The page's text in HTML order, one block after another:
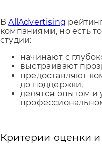
ВAllAdvertising
компаниями, но есть
студии:
начинают с
выстраивают
предоставляют
до поддержки,
делятся опытом и
Критерии оценки